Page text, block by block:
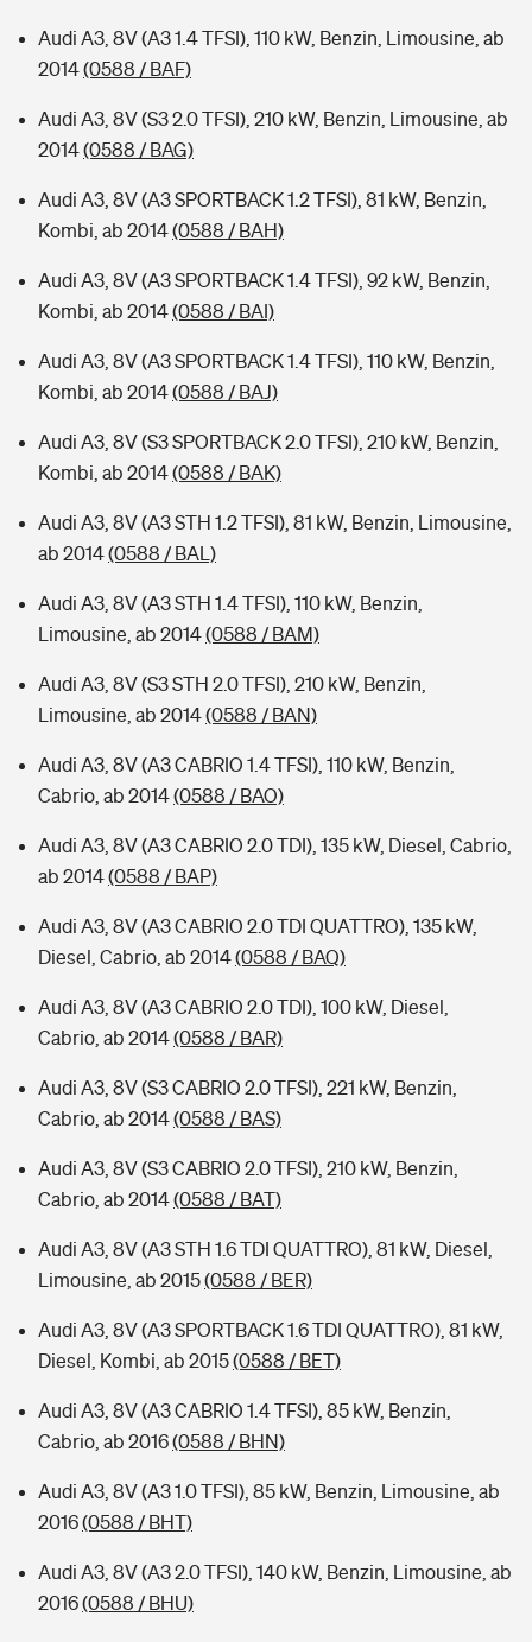
Audi A3, 8V (A3 1.4 TFSI), 110 kW, Benzin, Limousine, ab
2014(0588 / BAF)
Audi A3, 8V (S3 2.0 TFSI), 210 kW, Benzin, Limousine, ab
2014(0588 / BAG)
Audi A3, 8V (A3 SPORTBACK 1.2 TFSI), 81 kW, Benzin,
Kombi, ab 2014(0588 / BAH)
Audi A3, 8V (A3 SPORTBACK 1.4 TFSI), 92 kW, Benzin,
Kombi, ab 2014(0588 / BAI)
Audi A3, 8V (A3 SPORTBACK 1.4 TFSI), 110 kW, Benzin,
Kombi, ab 2014(0588 / BAJ)
Audi A3, 8V (S3 SPORTBACK 2.0 TFSI), 210 kW, Benzin,
Kombi, ab 2014(0588 / BAK)
Audi A3, 8V (A3 STH 1.2 TFSI), 81 kW, Benzin, Limousine,
ab 2014(0588 / BAL)
Audi A3, 8V (A3 STH 1.4 TFSI), 110 kW, Benzin,
Limousine, ab 2014(0588 / BAM)
Audi A3, 8V (S3 STH 2.0 TFSI), 210 kW, Benzin,
Limousine, ab 2014(0588 / BAN)
Audi A3, 8V (A3 CABRIO 1.4 TFSI), 110 kW, Benzin,
Cabrio, ab 2014(0588 / BAO)
Audi A3, 8V (A3 CABRIO 2.0 TDI), 135 kW, Diesel, Cabrio,
ab 2014(0588 / BAP)
Audi A3, 8V (A3 CABRIO 2.0 TDI QUATTRO), 135 kW,
Diesel, Cabrio, ab 2014(0588 / BAQ)
Audi A3, 8V (A3 CABRIO 2.0 TDI), 100 kW, Diesel,
Cabrio, ab 2014(0588 / BAR)
Audi A3, 8V (S3 CABRIO 2.0 TFSI), 221 kW, Benzin,
Cabrio, ab 2014(0588 / BAS)
Audi A3, 8V (S3 CABRIO 2.0 TFSI), 210 kW, Benzin,
Cabrio, ab 2014(0588 / BAT)
Audi A3, 8V (A3 STH 1.6 TDI QUATTRO), 81 kW, Diesel,
Limousine, ab 2015(0588 / BER)
Audi A3, 8V (A3 SPORTBACK 1.6 TDI QUATTRO), 81 kW,
Diesel, Kombi, ab 2015(0588 / BET)
Audi A3, 8V (A3 CABRIO 1.4 TFSI), 85 kW, Benzin,
Cabrio, ab 2016(0588 / BHN)
Audi A3, 8V (A3 1.0 TFSI), 85 kW, Benzin, Limousine, ab
2016(0588 / BHT)
Audi A3, 8V (A3 2.0 TFSI), 140 kW, Benzin, Limousine, ab
2016(0588 / BHU)